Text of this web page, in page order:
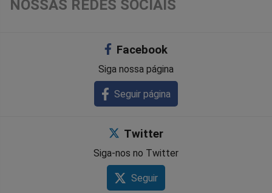
NOSSAS REDES SOCIAIS
Facebook
Siga nossa página
Seguir página
Twitter
Siga-nos no Twitter
Seguir